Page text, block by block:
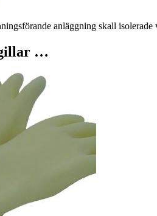
anläggning skall
gillar …